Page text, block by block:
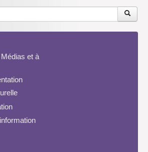
et à
participation
numérique / Traces
et réalité augmentée
du CDI
penser une didactique